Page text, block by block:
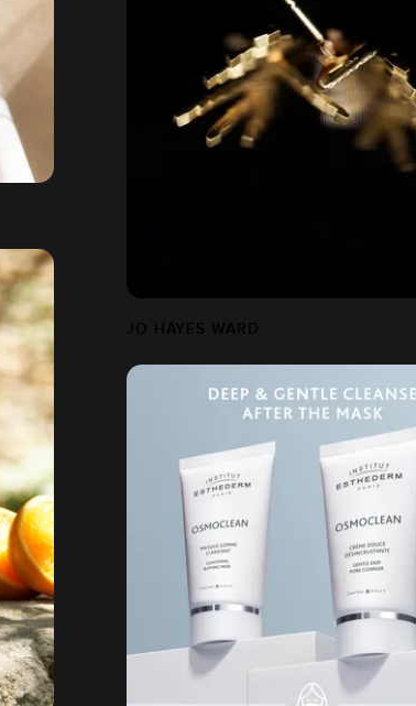
JO HAYES WARD